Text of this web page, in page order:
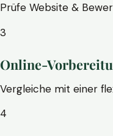
Prüfe Website &
3
Online-
Vergleiche mit einer
4